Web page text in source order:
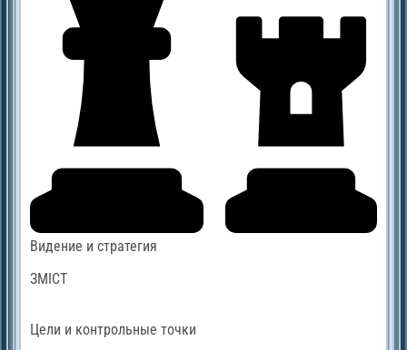
Видение и стратегия
ЗМІСТ
Цели и контрольные точки